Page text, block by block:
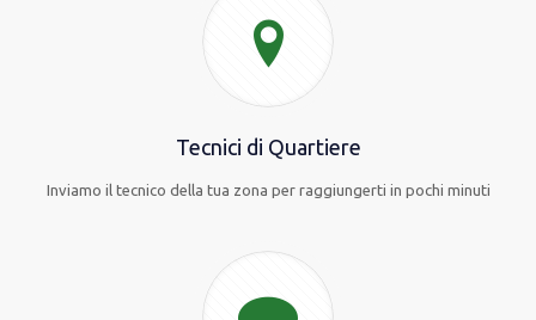
Tecnici di Quartiere
Inviamo il tecnico della tua zona per raggiungerti in pochi minuti